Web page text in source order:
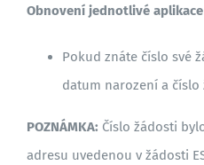
BLOG
Obnovení jednotlivé aplikace
Pokud znáte číslo své
datum narození a číslo
POZNÁMKA: Číslo žádosti
adresu uvedenou v žádosti